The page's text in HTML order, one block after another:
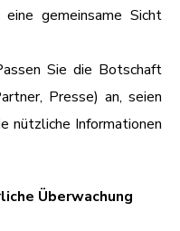
gemeinsame Sicht
Sie die Botschaft
Presse) an, seien
nützliche Informationen
Überwachung